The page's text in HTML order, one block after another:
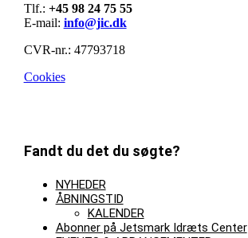
Tlf.: +45 98 24 75 55
E-mail: info@jic.dk
CVR-nr.: 47793718
Cookies
Fandt du det du søgte?
NYHEDER
ÅBNINGSTID
KALENDER
Abonner på Jetsmark Idræts Center